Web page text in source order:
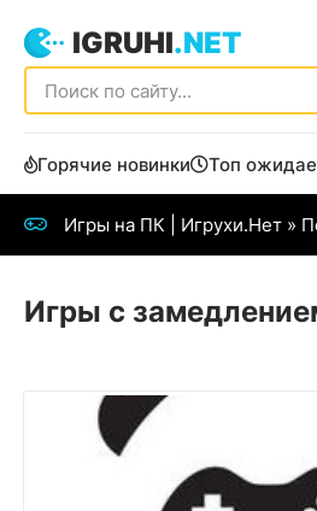
IGRUHI.NET
Горячие новинки Топ
Игры на ПК | Игрухи.Нет »
Игры с